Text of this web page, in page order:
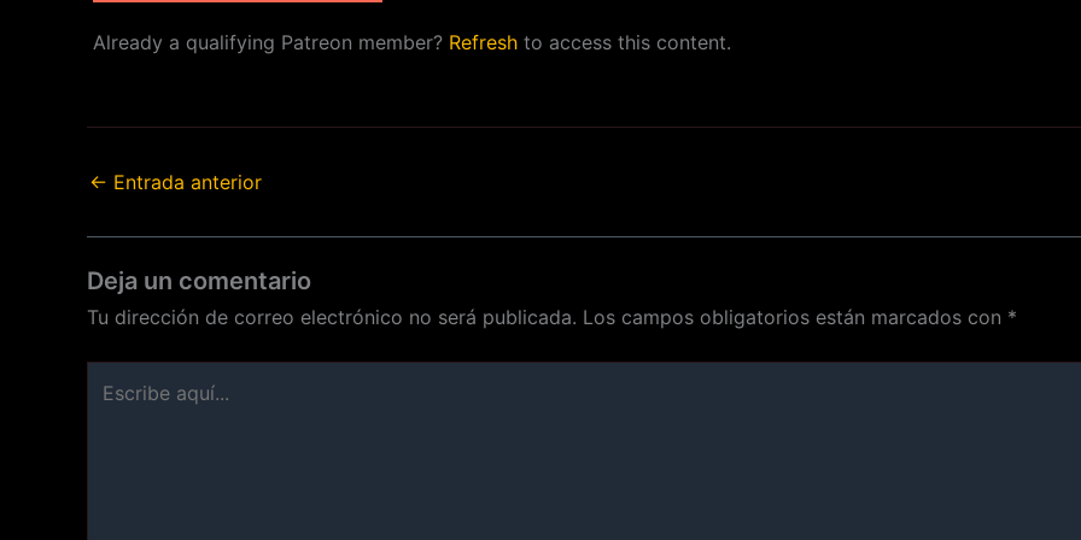
Already a qualifying Patreon member? Refresh to access this content.
← Entrada anterior
Deja un comentario
Tu dirección de correo electrónico no será publicada. Los campos obligatorios están marcados con *
aquí...